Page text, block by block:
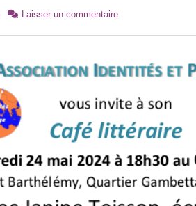
Laisser un commentaire